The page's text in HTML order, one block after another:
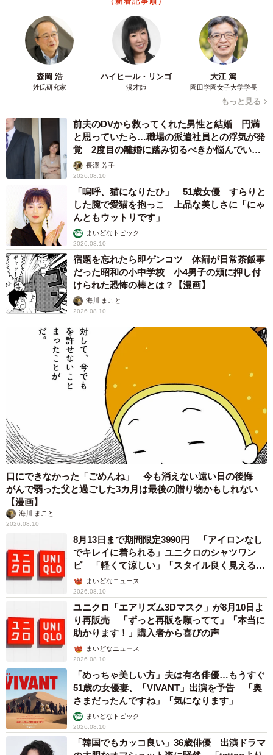
森岡 浩
姓氏研究家
ハイヒール・リンゴ
漫才師
大江 篤
園田学園女子大学学長
もっと見る
前夫のDVから救ってくれた男性と結婚 円満
と思っていたら…職場の派遣社員との浮気が発
覚 2度目の離婚に踏み切るべきか悩んでいま
す【夫婦関係修復カウンセラーが解説】
長澤 芳子
2026.08.10
「嗚呼、猫になりたひ」 51歳女優 すらりと
した腕で愛猫を抱っこ 上品な美しさに「にゃ
んともウットリです」
まいどなトピック
2026.08.10
宿題を忘れたら即ゲンコツ 体罰が日常茶飯事
だった昭和の小中学校 小4男子の頬に押し付
けられた恐怖の棒とは？【漫画】
海川 まこと
2026.08.10
口にできなかった「ごめんね」 今も消えない遠い日の後悔
がんで弱った父と過ごした3カ月は最後の贈り物かもしれない
【漫画】
海川 まこと
2026.08.10
8月13日まで期間限定3990円 「アイロンなし
でキレイに着られる」ユニクロのシャツワン
ピ 「軽くて涼しい」「スタイル良く見える」
の声まいどなニュース
2026.08.10
ユニクロ「エアリズム3Dマスク」が8月10日よ
り再販売 「ずっと再販を願ってて」「本当に
助かります！」購入者から喜びの声
まいどなニュース
2026.08.10
「めっちゃ美しい方」夫は有名俳優…もうすぐ
51歳の女優妻、「VIVANT」出演を予告 「奥
さまだったんですね」「気になります」
まいどなトピック
2026.08.10
「韓国でもカッコ良い」36歳俳優 出演ドラマ